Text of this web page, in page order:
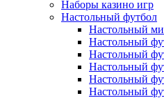
Наборы казино игр
Настольный футбол
Настольный
Настольный
Настольный
Настольный
Настольный
Настольный